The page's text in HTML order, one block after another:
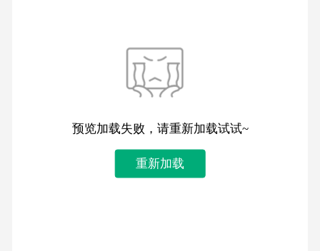
预览加载失败，请重新加载试试~
重新加载